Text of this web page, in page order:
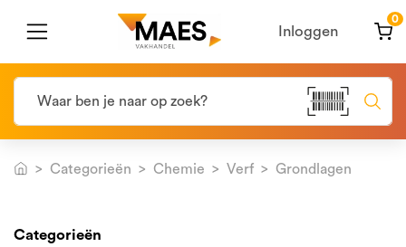
Inloggen
0
Categorieën Chemie Verf Grondlagen
Categorieën